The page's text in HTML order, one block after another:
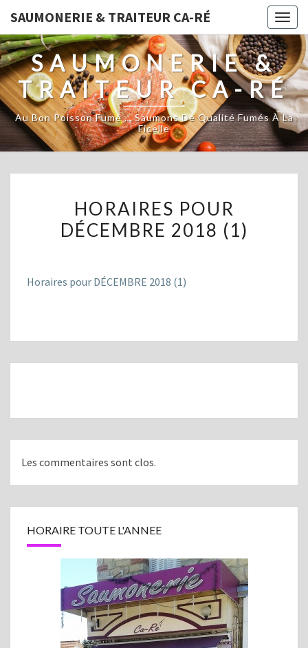
SAUMONERIE & TRAITEUR CA-RÉ
SAUMONERIE &
TRAITEUR CA-RÉ
Au Bon Poisson Fumé … Saumons De Qualité Fumés À La
Ficelle
POUR
DÉCEMBRE
HORAIRES POUR
DÉCEMBRE 2018 (1)
Horaires pour DÉCEMBRE 2018 (1)
Les commentaires sont clos.
HORAIRE TOUTE L'ANNEE